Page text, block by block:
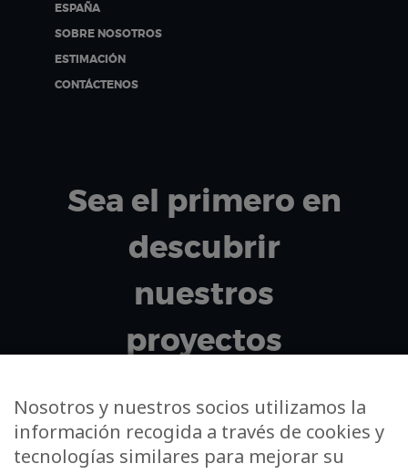
ESPAÑA
SOBRE NOSOTROS
ESTIMACIÓN
CONTÁCTENOS
Sea el primero en
descubrir
nuestros
proyectos
Su dirección de correo electrónico
Nosotros y nuestros socios utilizamos la
información recogida a través de cookies y
tecnologías similares para mejorar su